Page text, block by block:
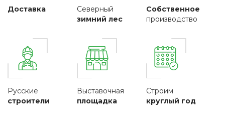
Доставка
Северный
зимний лес
Собственное
производство
Русские
строители
Выставочная
площадка
Строим
круглый год